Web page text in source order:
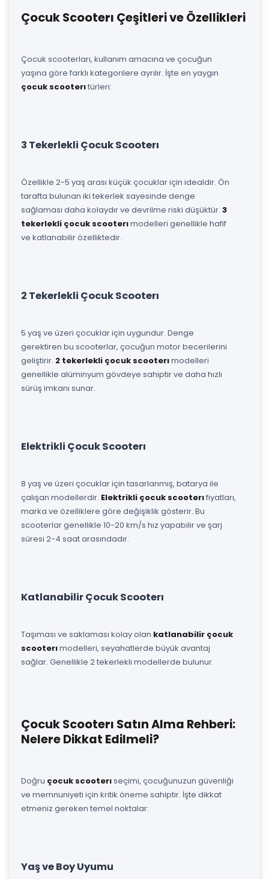
Çocuk Scooterı Çeşitleri ve Özellikleri
Çocuk scooterları, kullanım amacına ve çocuğun
yaşına göre farklı kategorilere ayrılır. İşte en yaygın
çocuk scooterıtürleri:
3 Tekerlekli Çocuk Scooterı
Özellikle 2-5 yaş arası küçük çocuklar için idealdir. Ön
tarafta bulunan iki tekerlek sayesinde denge
sağlaması daha kolaydır ve devrilme riski düşüktür. 3
tekerlekli çocuk scooterımodelleri genellikle hafif
ve katlanabilir özelliktedir.
2 Tekerlekli Çocuk Scooterı
5 yaş ve üzeri çocuklar için uygundur. Denge
gerektiren bu scooterlar, çocuğun motor becerilerini
geliştirir. 2 tekerlekli çocuk scooterımodelleri
genellikle alüminyum gövdeye sahiptir ve daha hızlı
sürüş imkanı sunar.
Elektrikli Çocuk Scooterı
8 yaş ve üzeri çocuklar için tasarlanmış, batarya ile
çalışan modellerdir. Elektrikli çocuk scooterıfiyatları,
marka ve özelliklere göre değişiklik gösterir. Bu
scooterlar genellikle 10-20 km/s hız yapabilir ve şarj
süresi 2-4 saat arasındadır.
Katlanabilir Çocuk Scooterı
Taşıması ve saklaması kolay olan katlanabilir çocuk
scooterımodelleri, seyahatlerde büyük avantaj
sağlar. Genellikle 2 tekerlekli modellerde bulunur.
Çocuk Scooterı Satın Alma Rehberi:
Nelere Dikkat Edilmeli?
Doğru çocuk scooterıseçimi, çocuğunuzun güvenliği
ve memnuniyeti için kritik öneme sahiptir. İşte dikkat
etmeniz gereken temel noktalar:
Yaş ve Boy Uyumu